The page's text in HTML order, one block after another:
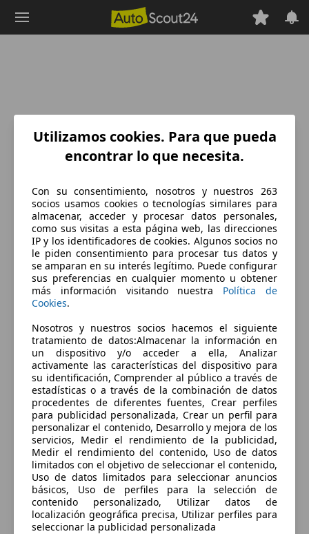
Sorry, something went wrong.
Go to application home
Utilizamos cookies. Para que pueda
encontrar lo que necesita.
Con su consentimiento, nosotros y nuestros 263
socios usamos cookies o tecnologías similares para
almacenar, acceder y procesar datos personales,
como sus visitas a esta página web, las direcciones
IP y los identificadores de cookies. Algunos socios no
le piden consentimiento para procesar tus datos y
se amparan en su interés legítimo. Puede configurar
sus preferencias en cualquier momento u obtener
más información visitando nuestra Política de
Cookies.
Nosotros y nuestros socios hacemos el siguiente
tratamiento de datos:Almacenar la información en
un dispositivo y/o acceder a ella, Analizar
activamente las características del dispositivo para
su identificación, Comprender al público a través de
estadísticas o a través de la combinación de datos
procedentes de diferentes fuentes, Crear perfiles
para publicidad personalizada, Crear un perfil para
personalizar el contenido, Desarrollo y mejora de los
servicios, Medir el rendimiento de la publicidad,
Medir el rendimiento del contenido, Uso de datos
limitados con el objetivo de seleccionar el contenido,
Uso de datos limitados para seleccionar anuncios
básicos, Uso de perfiles para la selección de
contenido personalizado, Utilizar datos de
localización geográfica precisa, Utilizar perfiles para
seleccionar la publicidad personalizada